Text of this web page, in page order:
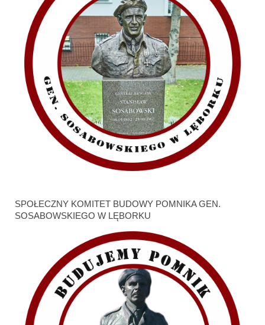
SPOŁECZNY KOMITET BUDOWY POMNIKA GEN.
SOSABOWSKIEGO W LĘBORKU